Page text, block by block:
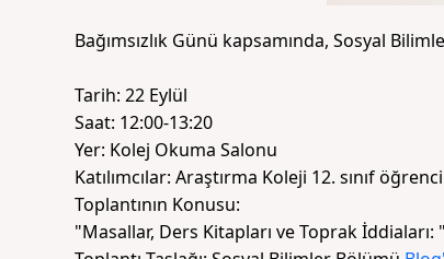
Bağımsızlık Günü kapsamında, Sosyal
Tarih: 22 Eylül
Saat: 12:00-13:20
Yer: Kolej Okuma Salonu
Katılımcılar: Araştırma Koleji 12. sınıf
Toplantının Konusu:
"Masallar, Ders Kitapları ve Toprak